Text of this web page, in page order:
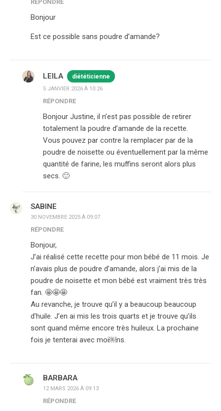
RÉPONDRE
Bonjour
Est ce possible sans poudre d’amande?
LEILA diététicienne
5 JANVIER 2026 À 10:26
RÉPONDRE
Bonjour Justine, il n’est pas possible de retirer
totalement la poudre d’amande de la recette.
Vous pouvez par contre la remplacer par de la
poudre de noisette ou éventuellement par la même
quantité de farine, les muffins seront alors plus
secs. 🙂
SABINE
30 NOVEMBRE 2025 À 09:07
RÉPONDRE
Bonjour,
J’ai réalisé cette recette pour mon bébé de 11 mois. Je
n’avais plus de poudre d’amande, alors j’ai mis de la
poudre de noisette et mon bébé est vraiment très très
fan. 🤩🤩🤩
Au revanche, je trouve qu’il y a beaucoup beaucoup
d’huile. J’en ai mis les trois quarts et je trouve qu’ils
sont quand même encore très huileux. La prochaine
fois je tenterai avec moi￼ns.
BARBARA
12 MARS 2026 À 09:13
RÉPONDRE